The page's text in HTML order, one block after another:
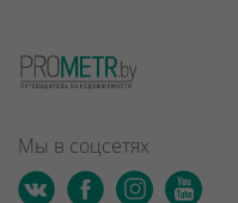
Мы в соцсетях